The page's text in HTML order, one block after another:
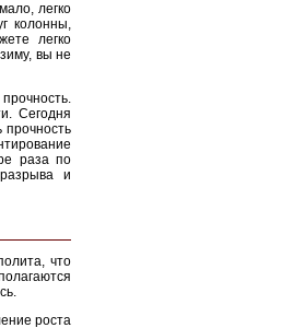
легко
колонны,
легко
вы не
Сегодня
прочность
раза по
и
что
роста